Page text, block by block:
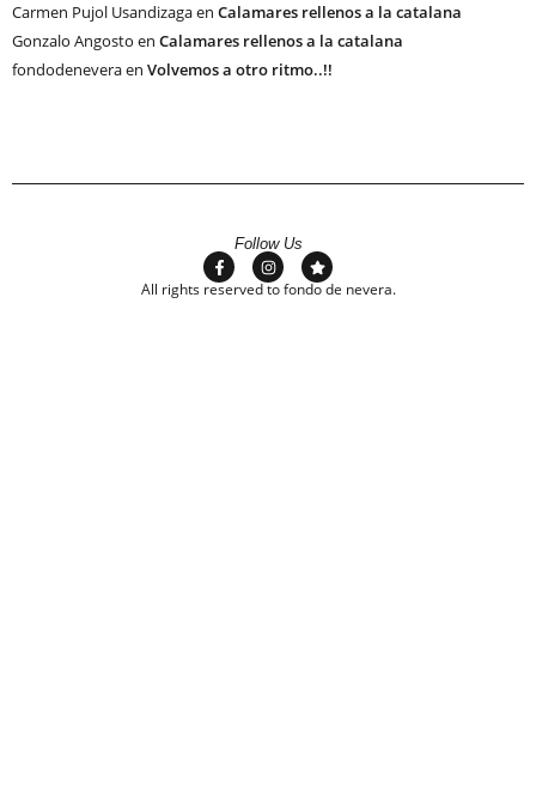
Carmen Pujol Usandizagaen Calamares rellenos a la catalana
Gonzalo Angosto en Calamares rellenos a la catalana
fondodeneveraen Volvemos a otro ritmo..!!
Follow Us
All rights reserved to fondo de nevera.